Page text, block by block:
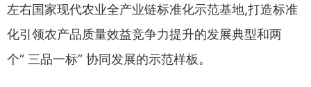
左右国家现代农业全产业链标准化示范基地,打造标准
化引领农产品质量效益竞争力提升的发展典型和两
个“ 三品一标” 协同发展的示范样板。